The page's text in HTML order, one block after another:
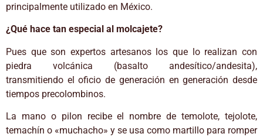
principalmente utilizado en México.
¿Qué hace tan especial al molcajete?
Pues que son expertos artesanos los que lo realizan con
piedra volcánica (basalto andesítico/andesita),
transmitiendo el oficio de generación en generación desde
tiempos precolombinos.
La mano o pilon recibe el nombre de temolote, tejolote,
temachín o «muchacho» y se usa como martillo para romper